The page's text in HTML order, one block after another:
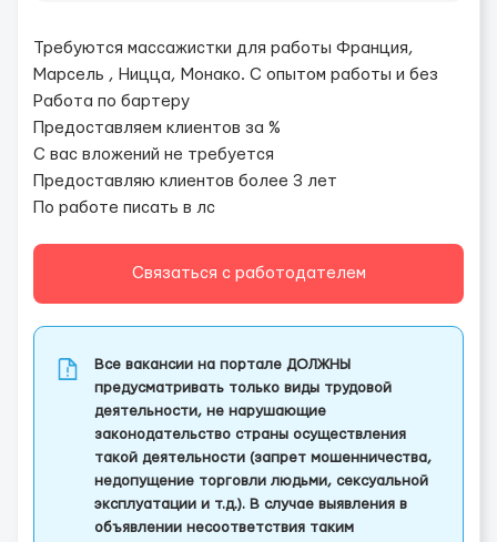
Требуются массажистки для работы Франция,
Марсель , Ницца, Монако. С опытом работы и без
Работа по бартеру
Предоставляем клиентов за %
С вас вложений не требуется
Предоставляю клиентов более 3 лет
По работе писать в лс
Связаться с работодателем
Все вакансии на портале ДОЛЖНЫ
предусматривать только виды трудовой
деятельности, не нарушающие
законодательство страны осуществления
такой деятельности (запрет мошенничества,
недопущение торговли людьми, сексуальной
эксплуатации и т.д.). В случае выявления в
объявлении несоответствия таким